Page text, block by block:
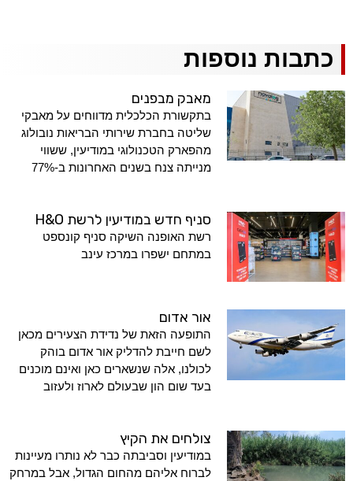
כתבות נוספות
מאבק מבפנים
בתקשורת הכלכלית מדווחים על מאבקי
שליטה בחברת שירותי הבריאות נובולוג
מהפארק הטכנולוגי במודיעין, ששווי
מנייתה צנח בשנים האחרונות ב-77%
סניף חדש במודיעין לרשת H&O
רשת האופנה השיקה סניף קונספט
במתחם ישפרו במרכז עינב
אור אדום
התופעה הזאת של נדידת הצעירים מכאן
לשם חייבת להדליק אור אדום בוהק
לכולנו, אלה שנשארים כאן ואינם מוכנים
בעד שום הון שבעולם לארוז ולעזוב
צולחים את הקיץ
במודיעין וסביבתה כבר לא נותרו מעיינות
לברוח אליהם מהחום הגדול, אבל במרחק